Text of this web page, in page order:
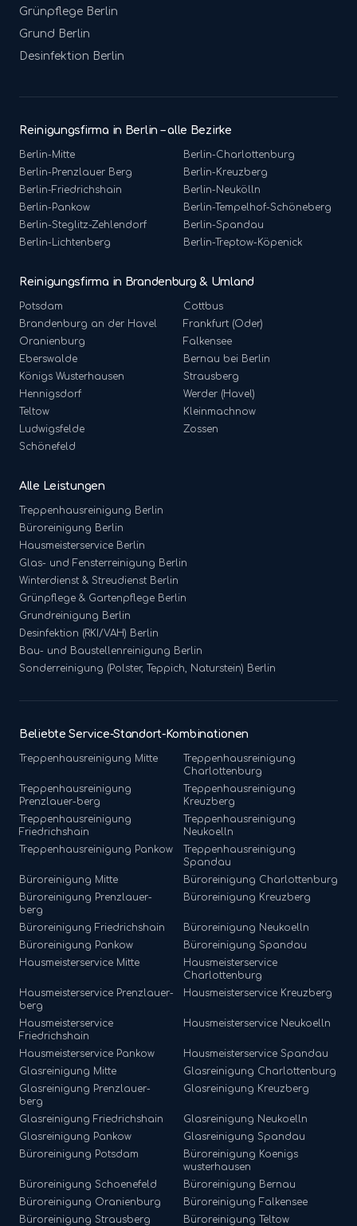
Grünpflege Berlin
Grund Berlin
Desinfektion Berlin
Reinigungsfirma in Berlin – alle Bezirke
Berlin-Mitte Berlin-Charlottenburg
Berlin-Prenzlauer Berg Berlin-Kreuzberg
Berlin-Friedrichshain Berlin-Neukölln
Berlin-Pankow Berlin- Tempelhof-Schöneberg
Berlin-Steglitz-Zehlendorf Berlin-Spandau
Berlin- Lichtenberg Berlin- Treptow-Köpenick
Reinigungsfirma in Brandenburg & Umland
Potsdam
Cottbus
Brandenburg an der Havel
Frankfurt (Oder)
Oranienburg
Falkensee
Eberswalde
Bernau bei Berlin
Königs Wusterhausen
Strausberg
Hennigsdorf
Werder (Havel)
Teltow
Kleinmachnow
Ludwigsfelde
Zossen
Schönefeld
Alle Leistungen
Treppenhausreinigung Berlin
Büroreinigung Berlin
Hausmeisterservice Berlin
Glas- und Fensterreinigung Berlin
Winterdienst & Streudienst Berlin
Grünpflege & Gartenpflege Berlin
Grundreinigung Berlin
Desinfektion (RKI/VAH) Berlin
Bau- und Baustellenreinigung Berlin
Sonderreinigung (Polster, Teppich, Naturstein) Berlin
Beliebte Service-Standort-Kombinationen
Treppenhausreinigung Mitte
Treppenhausreinigung
Charlottenburg
Treppenhausreinigung
Prenzlauer-berg
Treppenhausreinigung
Kreuzberg
Treppenhausreinigung
Friedrichshain
Treppenhausreinigung
Neukoelln
Treppenhausreinigung Pankow
Treppenhausreinigung
Spandau
Büroreinigung Mitte Büroreinigung Charlottenburg
Büroreinigung Prenzlauer-
berg
Büroreinigung Kreuzberg
Büroreinigung Friedrichshain Büroreinigung Neukoelln
Büroreinigung Pankow Büroreinigung Spandau
Hausmeisterservice Mitte
Hausmeisterservice
Charlottenburg
Hausmeisterservice Prenzlauer-
berg
Hausmeisterservice Kreuzberg
Hausmeisterservice
Friedrichshain
Hausmeisterservice Neukoelln
Hausmeisterservice Pankow Hausmeisterservice Spandau
Glasreinigung Mitte Glasreinigung Charlottenburg
Glasreinigung Prenzlauer-
berg
Glasreinigung Kreuzberg
Glasreinigung Friedrichshain Glasreinigung Neukoelln
Glasreinigung Pankow Glasreinigung Spandau
Büroreinigung Potsdam Büroreinigung Koenigs
wusterhausen
Büroreinigung Schoenefeld Büroreinigung Bernau
Büroreinigung Oranienburg Büroreinigung Falkensee
Büroreinigung Strausberg Büroreinigung Teltow